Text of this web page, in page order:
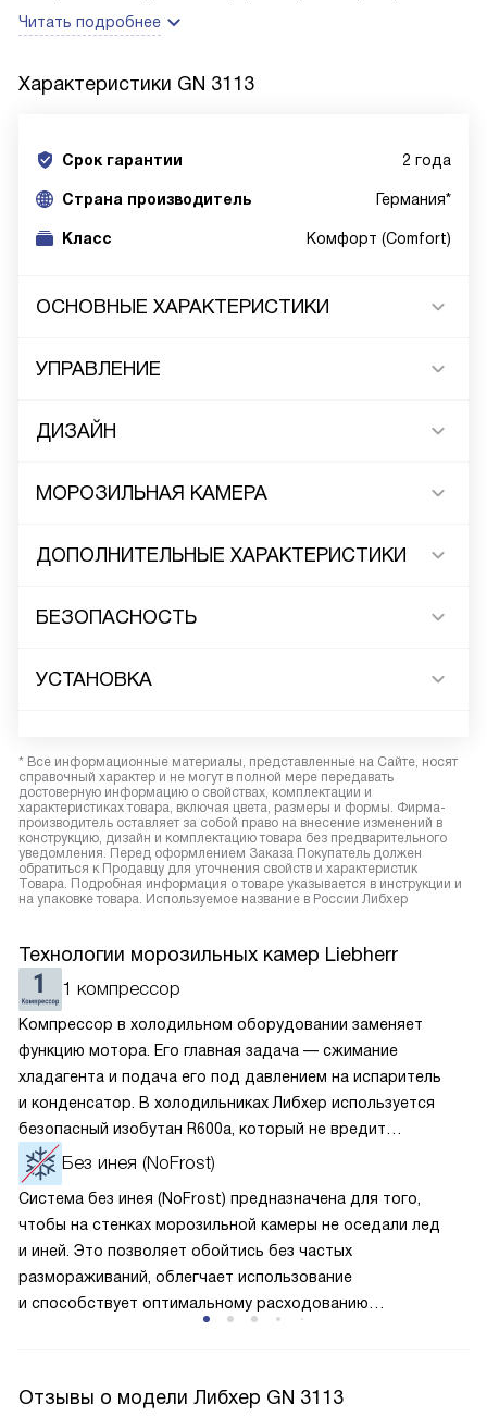
Читать подробнее
Характеристики GN 3113
Срок гарантии 2 года
Cтрана производитель Германия*
Класс Комфорт (Comfort)
ОСНОВНЫЕ ХАРАКТЕРИСТИКИ
УПРАВЛЕНИЕ
ДИЗАЙН
МОРОЗИЛЬНАЯ КАМЕРА
ДОПОЛНИТЕЛЬНЫЕ ХАРАКТЕРИСТИКИ
БЕЗОПАСНОСТЬ
УСТАНОВКА
* Все информационные материалы, представленные на Сайте, носят
справочный характер и не могут в полной мере передавать
достоверную информацию о свойствах, комплектации и
характеристиках товара, включая цвета, размеры и формы. Фирма-
производитель оставляет за собой право на внесение изменений в
конструкцию, дизайн и комплектацию товара без предварительного
уведомления. Перед оформлением Заказа Покупатель должен
обратиться к Продавцу для уточнения свойств и характеристик
Товара. Подробная информация о товаре указывается в инструкции и
на упаковке товара. Используемое название в России Либхер
Технологии морозильных камер Liebherr
1 компрессор
Компрессор в холодильном оборудовании заменяет
функцию мотора. Его главная задача — сжимание
хладагента и подача его под давлением на испаритель
и конденсатор. В холодильниках Либхер используется
безопасный изобутан R600a, который не вредит
окружающей среде. Компрессор перегоняет его
по охладительному контуру по принципу насоса. Чем
лучше работает «мотор» прибора, тем качественнее
и быстрее происходит охлаждение, затрачивается
меньше электроэнергии.
Без инея (NoFrost)
Система без инея (NoFrost) предназначена для того,
чтобы на стенках морозильной камеры не оседали лед
и иней. Это позволяет обойтись без частых
размораживаний, облегчает использование
и способствует оптимальному расходованию
камеры.
Отзывы о модели Либхер GN 3113